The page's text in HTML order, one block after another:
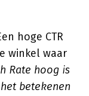
hoge CTR
winkel waar
Rate hoog is
betekenen